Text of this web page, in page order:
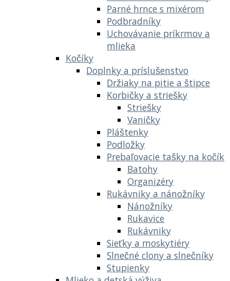
Parné hrnce s mixérom
Podbradníky
Uchovávanie príkrmov a
mlieka
Kočíky
Doplnky a príslušenstvo
Držiaky na pitie a štipce
Korbičky a striešky
Striešky
Vaničky
Pláštenky
Podložky
Prebaľovacie tašky na kočík
Batohy
Organizéry
Rukávniky a nánožníky
Nánožníky
Rukavice
Rukávniky
Sieťky a moskytiéry
Slnečné clony a slnečníky
Stupienky